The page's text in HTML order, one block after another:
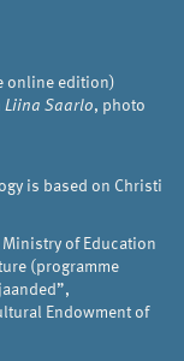
online edition)
Liina Saarlo, photo
is based on Christi
of Education
(programme
Endowment of